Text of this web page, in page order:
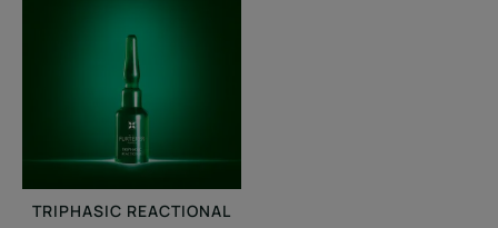
en-
1
antichute
&
pousse
TRIPHASIC REACTIONAL